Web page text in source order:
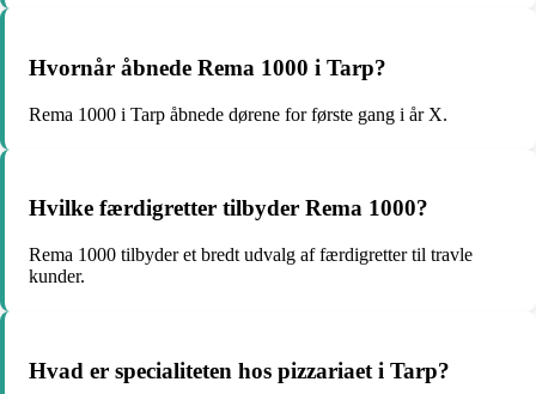
Hvornår åbnede Rema 1000 i Tarp?
Rema 1000 i Tarp åbnede dørene for første gang i år X.
Hvilke færdigretter tilbyder Rema 1000?
Rema 1000 tilbyder et bredt udvalg af færdigretter til travle
kunder.
Hvad er specialiteten hos pizzariaet i Tarp?